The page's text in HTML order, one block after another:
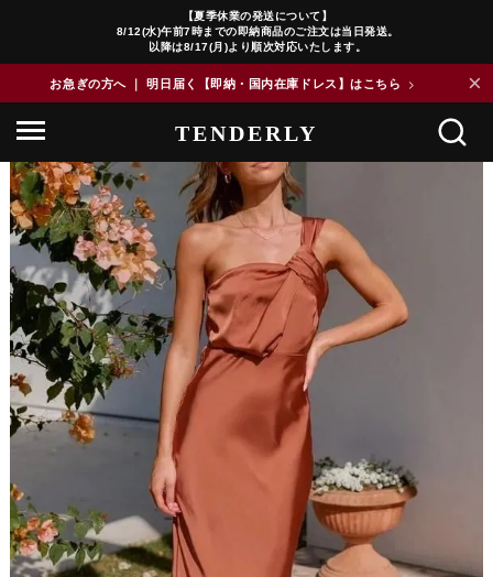
【夏季休業の発送について】
8/12(水)午前7時までの即納商品のご注文は当日発送。
以降は8/17(月)より順次対応いたします。
お急ぎの方へ ｜ 明日届く【即納・国内在庫ドレス】はこちら > ×